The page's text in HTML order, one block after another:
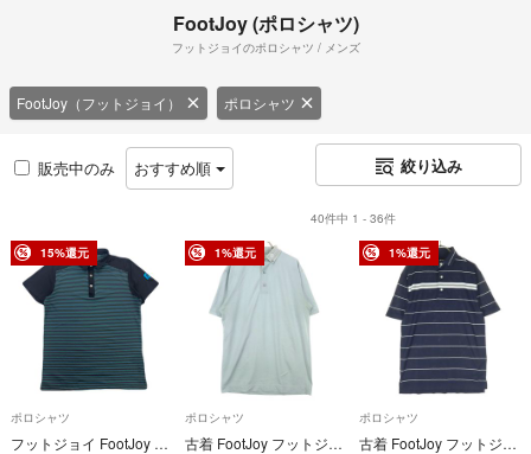
FootJoy (ポロシャツ)
フットジョイのポロシャツ / メンズ
FootJoy（フットジョイ） ポロシャツ
販売中のみ おすすめ順 絞り込み
40件中 1 - 36件
15%還元
ポロシャツ
フットジョイ FootJoy ポロシャツ 半袖 メンズ S ブラック ライトブルー ボーダー ロゴ ストレッチ ポリエステル ゴルフウェア
1%還元
ポロシャツ
古着 FootJoy フットジョイ 半袖 ポロシャツ M ブルーグレー メンズ
1%還元
ポロシャツ
古着 FootJoy フットジョイ ボーダー柄 半袖 ポロシャツ M ブラック メンズ